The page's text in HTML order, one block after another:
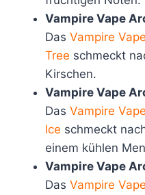
Vampire Vape
Das Vampire
Tree schmeckt
Kirschen.
Vampire Vape
Das Vampire
Ice schmeckt
einem kühlen
Vampire Vape
Das Vampire